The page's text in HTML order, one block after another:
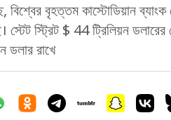
বৃহত্তম কাস্টোডিয়ান ব্যাংক
স্টেট স্ট্রিট $ 44 ট্রিলিয়ন
ডলার রাখে